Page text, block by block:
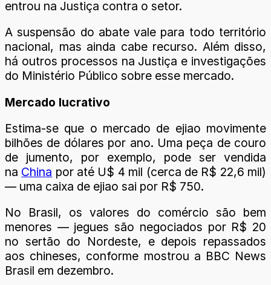
entrou na Justiça contra o setor.
A suspensão do abate vale para todo território
nacional, mas ainda cabe recurso. Além disso,
há outros processos na Justiça e investigações
do Ministério Público sobre esse mercado.
Mercado lucrativo
Estima-se que o mercado de ejiao movimente
bilhões de dólares por ano. Uma peça de couro
de jumento, por exemplo, pode ser vendida
na China por até U$ 4 mil (cerca de R$ 22,6 mil)
— uma caixa de ejiao sai por R$ 750.
No Brasil, os valores do comércio são bem
menores — jegues são negociados por R$ 20
no sertão do Nordeste, e depois repassados
aos chineses, conforme mostrou a BBC News
Brasil em dezembro.